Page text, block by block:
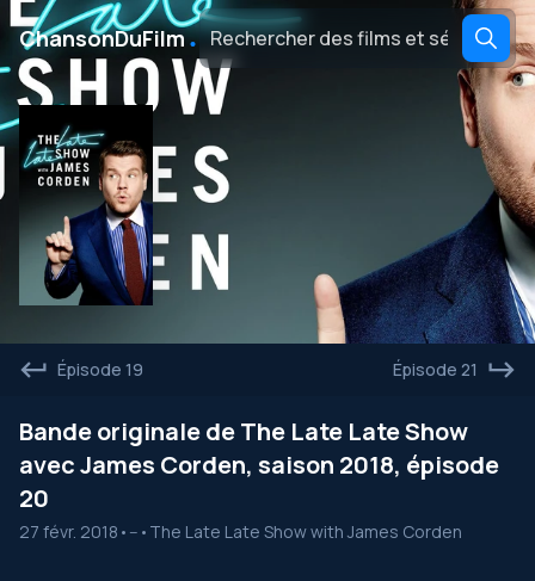
ChansonDuFilm․
Épisode 19 Épisode 21
Bande originale de The Late Late Show
avec James Corden, saison 2018, épisode
20
27 févr. 2018 • -- • The Late Late Show with James Corden